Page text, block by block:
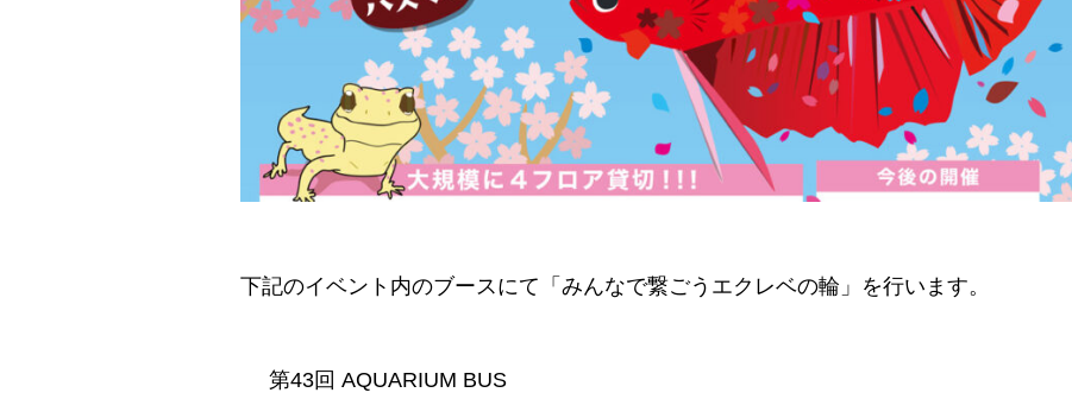
下記のイベント内のブースにて「みんなで繋ごうエクレベの輪」を行います。
第43回 AQUARIUM BUS